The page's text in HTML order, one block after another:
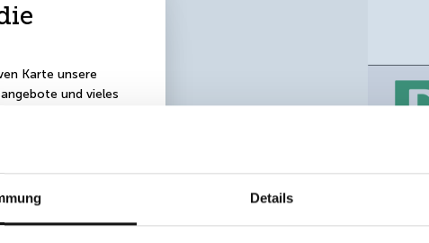
Details
Karte unsere
und vieles
aus: